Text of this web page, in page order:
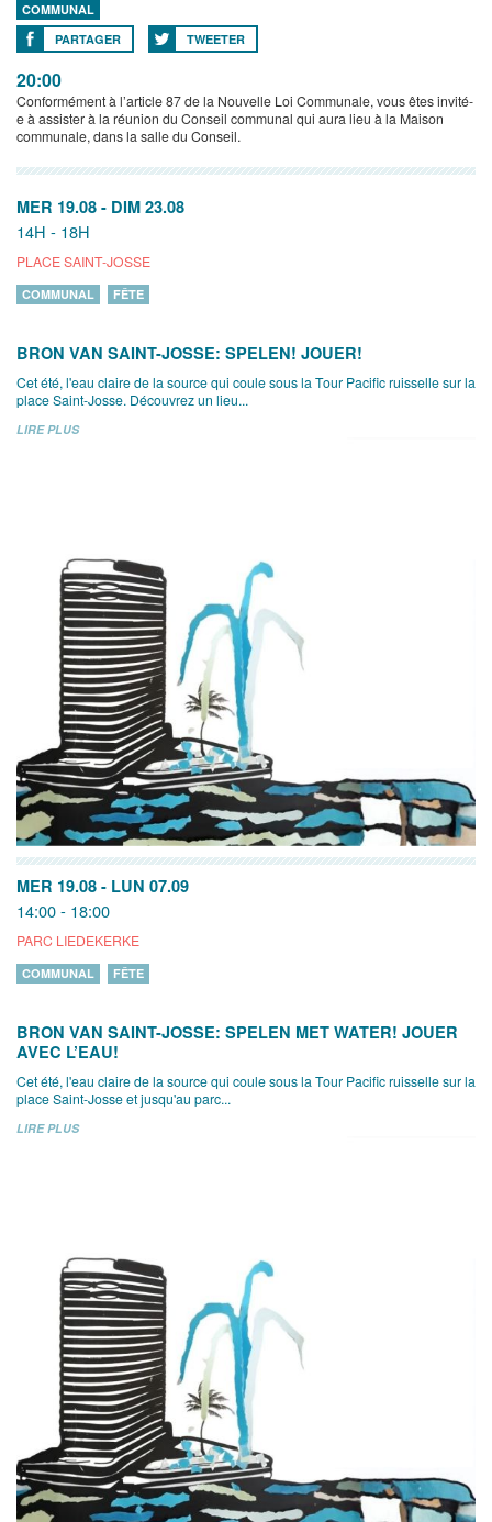
COMMUNAL
PARTAGER
TWEETER
20:00
Conformément à l’article 87 de la Nouvelle Loi Communale, vous êtes invité-
e à assister à la réunion du Conseil communal qui aura lieu à la Maison
communale, dans la salle du Conseil.
MER 19.08 - DIM 23.08
14H - 18H
PLACE SAINT-JOSSE
COMMUNAL FÊTE
BRON VAN SAINT-JOSSE: SPELEN! JOUER!
Cet été, l'eau claire de la source qui coule sous la Tour Pacific ruisselle sur la
place Saint-Josse. Découvrez un lieu...
LIRE PLUS
MER 19.08 - LUN 07.09
14:00 - 18:00
PARC LIEDEKERKE
COMMUNAL FÊTE
BRON VAN SAINT-JOSSE: SPELEN MET WATER! JOUER
AVEC L’EAU!
Cet été, l'eau claire de la source qui coule sous la Tour Pacific ruisselle sur la
place Saint-Josse et jusqu'au parc...
LIRE PLUS